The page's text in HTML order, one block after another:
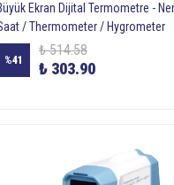
Ekran Dijital Termometre -
/ Thermometer / Hygrometer
%41
₺ 514.58
₺ 303.90